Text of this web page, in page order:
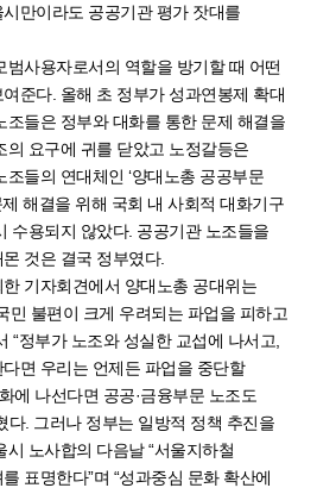
만이라도 공공기관 평가 잣대를
범사용자로서의 역할을 방기할 때 어떤
준다. 올해 초 정부가 성과연봉제 확대
조들은 정부와 대화를 통한 문제 해결을
의 요구에 귀를 닫았고 노정갈등은
들의 연대체인 ‘양대노총 공공부문
해결을 위해 국회 내 사회적 대화기구
수용되지 않았다. 공공기관 노조들을
것은 결국 정부였다.
기자회견에서 양대노총 공대위는
민 불편이 크게 우려되는 파업을 피하고
“정부가 노조와 성실한 교섭에 나서고,
면 우리는 언제든 파업을 중단할
에 나선다면 공공·금융부문 노조도
다. 그러나 정부는 일방적 정책 추진을
노사합의 다음날 “서울지하철
표명한다”며 “성과중심 문화 확산에